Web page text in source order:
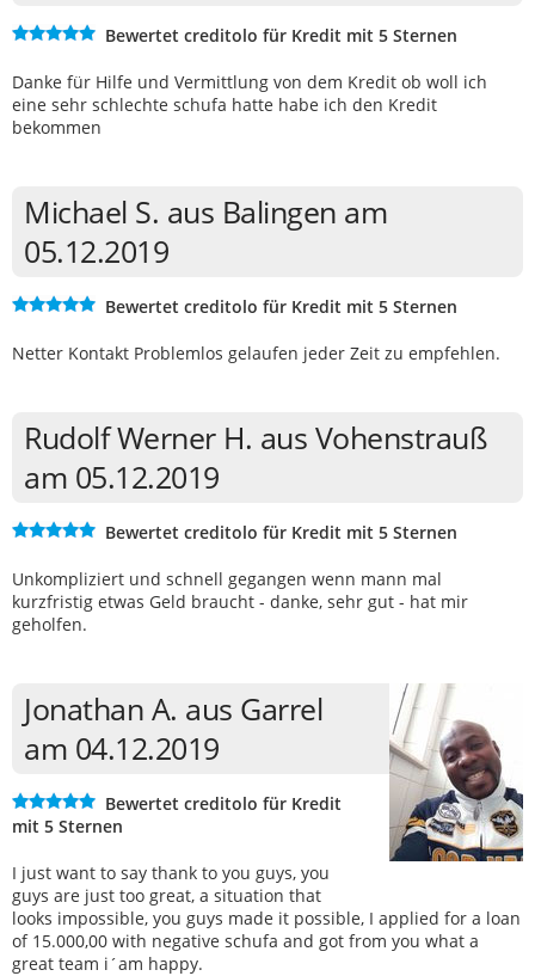
Bewertet creditolo für Kredit mit 5 Sternen
Danke für Hilfe und Vermittlung von dem Kredit ob woll ich
eine sehr schlechte schufa hatte habe ich den Kredit
bekommen
Michael S. aus Balingen am
05.12.2019
Bewertet creditolo für Kredit mit 5 Sternen
Netter Kontakt Problemlos gelaufen jeder Zeit zu empfehlen.
Rudolf Werner H. aus Vohenstrauß
am 05.12.2019
Bewertet creditolo für Kredit mit 5 Sternen
Unkompliziert und schnell gegangen wenn mann mal
kurzfristig etwas Geld braucht - danke, sehr gut - hat mir
geholfen.
Jonathan A. aus Garrel
am 04.12.2019
Bewertet creditolo für Kredit
mit 5 Sternen
I just want to say thank to you guys, you
guys are just too great, a situation that
looks impossible, you guys made it possible, I applied for a loan
of 15.000,00 with negative schufa and got from you what a
great team i´am happy.